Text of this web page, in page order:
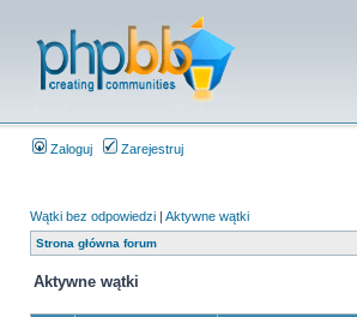
Zaloguj Zarejestruj
Wątki bez odpowiedzi | Aktywne wątki
Strona główna forum
Aktywne wątki